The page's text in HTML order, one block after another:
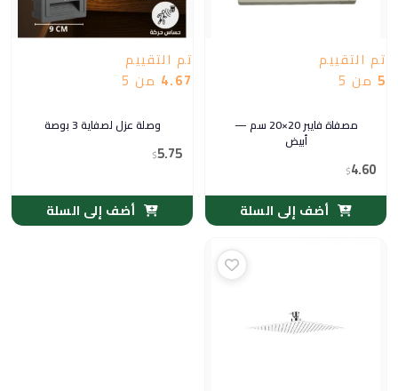
تم التقييم
5 من 5
مصفاة فايبر 20×20 سم —
أبيض
$4.60
أضف إلى السلة
تم التقييم
4.67 من 5
وصلة عزل لصفاية 3 بوصة
$5.75
أضف إلى السلة